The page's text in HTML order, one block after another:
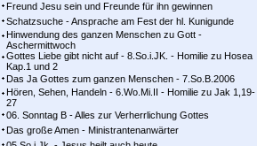
Freund Jesu sein und Freunde für ihn gewinnen
Schatzsuche - Ansprache am Fest der hl. Kunigunde
Hinwendung des ganzen Menschen zu Gott -
Aschermittwoch
Gottes Liebe gibt nicht auf - 8.So.i.JK. - Homilie zu Hosea
Kap.1 und 2
Das Ja Gottes zum ganzen Menschen - 7.So.B.2006
Hören, Sehen, Handeln - 6.Wo.Mi.II - Homilie zu Jak 1,19-
27
06. Sonntag B - Alles zur Verherrlichung Gottes
Das große Amen - Ministrantenanwärter